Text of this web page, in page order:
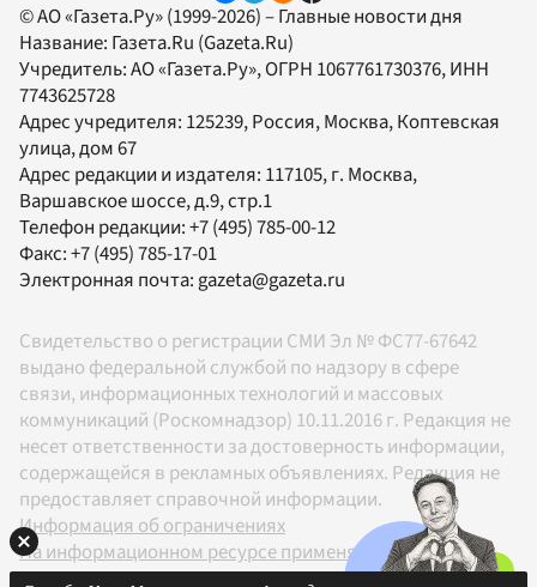
© АО «Газета.Ру» (1999-2026) – Главные новости дня
Название: Газета.Ru (Gazeta.Ru)
Учредитель:АО «Газета.Ру», ОГРН 1067761730376, ИНН
7743625728
Адрес учредителя: 125239, Россия, Москва, Коптевская
улица, дом 67
Адрес редакции и издателя: 117105, г. Москва,
Варшавское шоссе, д.9, стр.1
Телефон редакции:+7 (495) 785-00-12
Факс:+7 (495) 785-17-01
Электронная почта:gazeta@gazeta.ru
Свидетельство о регистрации СМИ Эл № ФС77-67642
выдано федеральной службой по надзору в сфере
связи, информационных технологий и массовых
коммуникаций (Роскомнадзор) 10.11.2016 г. Редакция не
несет ответственности за достоверность информации,
содержащейся в рекламных объявлениях. Редакция не
предоставляет справочной информации.
Информация об ограничениях
На информационном ресурсе применяются
рекомендательные технологии в соответствии с